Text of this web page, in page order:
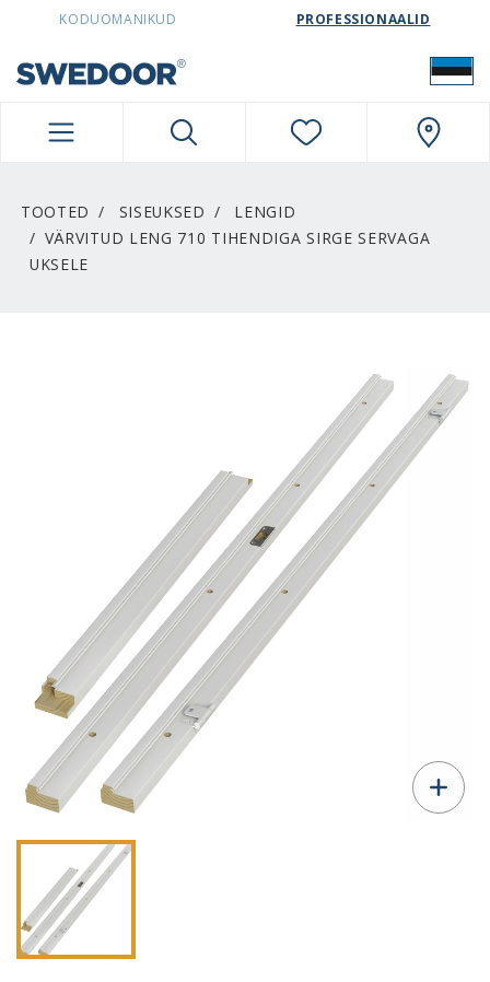
SWEDOORESTONIA NAVIGATION
KODUOMANIKUD PROFESSIONAALID
TOOTED SISEUKSED
LENGID
VÄRVITUD LENG 710 TIHENDIGA SIRGE SERVAGA
UKSELE